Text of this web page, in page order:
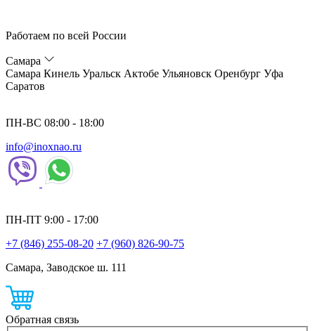
Работаем по всей России
Самара
Самара Кинель Уральск Актобе Ульяновск Оренбург Уфа
Саратов
ПН-ВС 08:00 - 18:00
info@inoxnao.ru
ПН-ПТ 9:00 - 17:00
+7 (846) 255-08-20 +7 (960) 826-90-75
Самара, Заводское ш. 111
Обратная связь